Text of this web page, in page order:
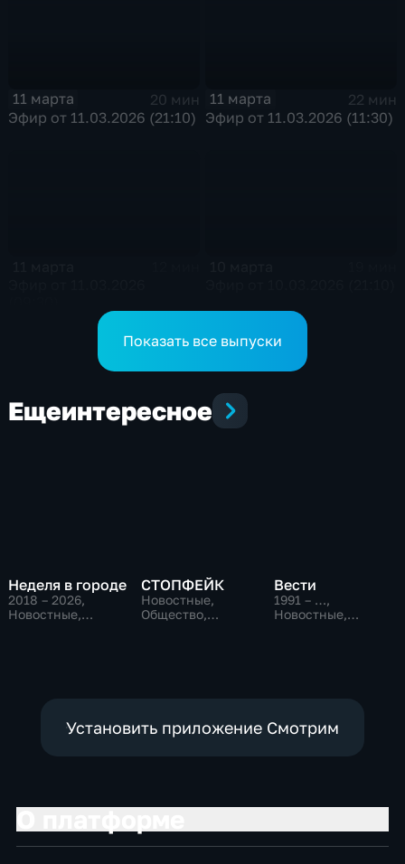
11 марта
20 мин
Эфир от 11.03.2026 (21:10)
11 марта
22 мин
Эфир от 11.03.2026 (11:30)
Показать все выпуски
Ещеинтересное
Неделя в городе
2018 – 2026,
Новостные,
СТОПФЕЙК
Новостные,
Общество,
Вести
1991 – …,
Новостные,
Установить приложение Смотрим